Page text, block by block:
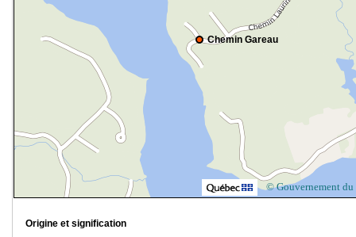
Chemin Gareau
© Gouvernement du
Origine et signification